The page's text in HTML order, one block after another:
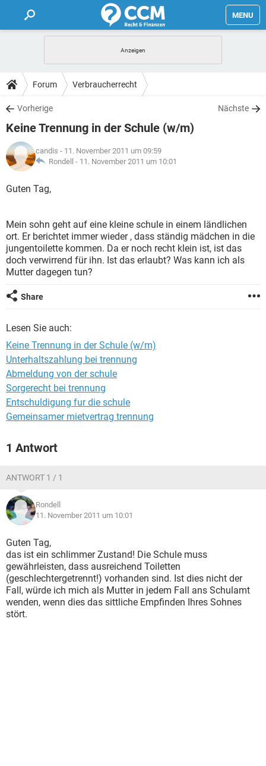
MENU
FORUM
TIPPS
Forum Verbraucherrecht
Vorherige Nächste
Keine Trennung in der Schule (w/m)
candis - 11. November 2011 um 09:59
Rondell - 11. November 2011 um 10:01
Guten Tag,
Mein sohn geht auf eine kleine schule in einem ländlichen
ort. Er berichtet immer wieder , dass ständig mädchen in die
jungentoilette kommen. Da er noch recht klein ist, ist das
doch verwirrend für ihn. Ist das erlaubt? Was kann ich als
Mutter dagegen tun?
Share
Lesen Sie auch:
Keine Trennung in der Schule (w/m)
Unterhaltszahlung bei trennung
Abmeldung von der schule
Sorgerecht bei trennung
Entschuldigung fur die schule
Gemeinsamer mietvertrag trennung
1 Antwort
ANTWORT 1 / 1
Rondell
11. November 2011 um 10:01
Guten Tag,
das ist ein schlimmer Zustand! Die Schule muss
gewährleisten, dass ausreichend Toiletten
(geschlechtergetrennt!) vorhanden sind. Ist dies nicht der
Fall, würde ich mich als Mutter in jedem Fall ans Schulamt
wenden, wenn dies das sittliche Empfinden Ihres Sohnes
stört.